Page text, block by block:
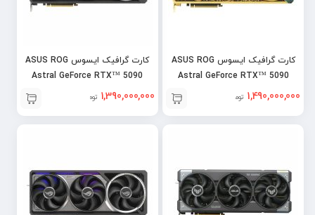
کارت گرافیک ایسوس ASUS ROG
Astral GeForce RTX™ 5090
Dhahab OC1,490,000,000 تومان
کارت گرافیک ایسوس ASUS ROG
Astral GeForce RTX™ 5090
32GB OC1,390,000,000 تومان